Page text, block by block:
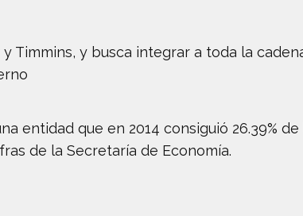
Timmins, y busca integrar a toda la
entidad que en 2014 consiguió 26.39% de
de la Secretaría de Economía.